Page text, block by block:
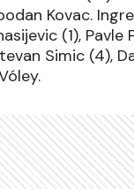
Kovac.
(1), Pavle
Simic (4),